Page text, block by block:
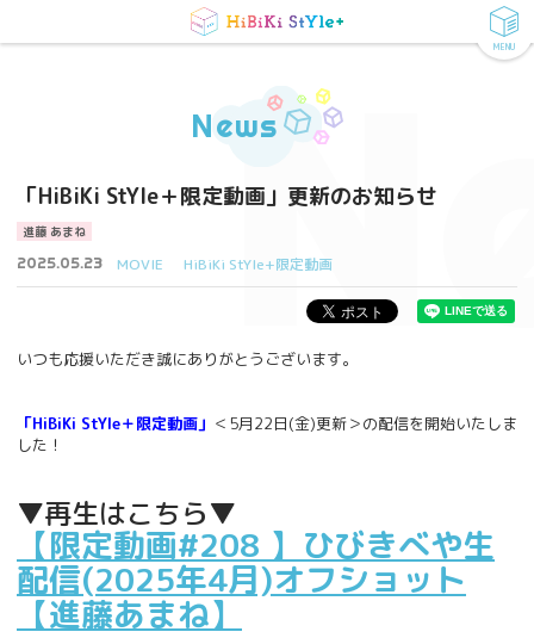
MENU
News
「HiBiKi StYle＋限定動画」更新のお知らせ
進藤 あまね
2025.05.23 MOVIE HiBiKi StYle+限定動画
いつも応援いただき誠にありがとうございます。
「HiBiKi StYle＋限定動画」 ＜5月22日(金)更新＞の配信を開始いたしま
した！
▼再生はこちら▼
【限定動画#208 】ひびきべや生
配信(2025年4月)オフショット
【進藤あまね】